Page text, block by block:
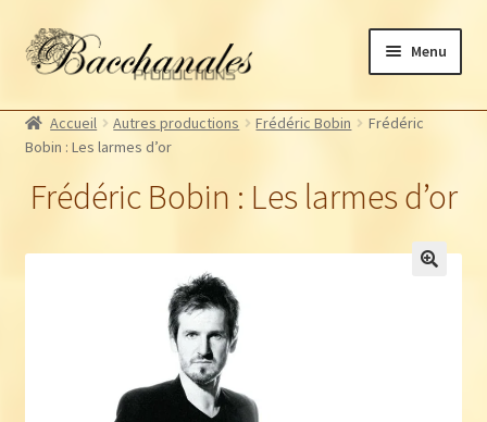
Aller
à
navigation
Aller
au
Menu
Artistes Bacchanales
Autres productions
Souscriptions
Billetterie
Accueil Autres productions Frédéric Bobin
Frédéric
Bobin : Les larmes d’or
Frédéric Bobin : Les larmes d’or